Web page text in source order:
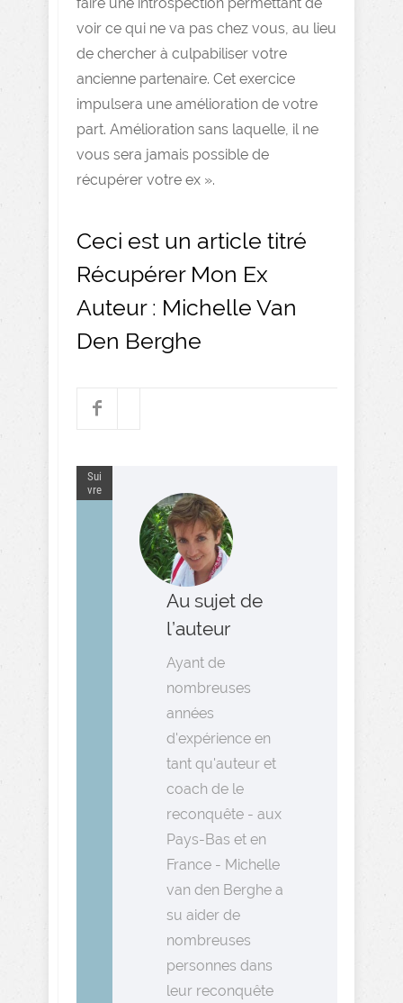
voir ce qui ne va pas chez vous, au lieu
de chercher à culpabiliser votre
ancienne partenaire. Cet exercice
impulsera une amélioration de votre
part. Amélioration sans laquelle, il ne
vous sera jamais possible de
récupérer votre ex ».
Ceci est un article titré
Récupérer Mon Ex
Auteur : Michelle Van
Den Berghe
Sui
vre
Au sujet de
l’auteur
Ayant de
nombreuses
années
d'expérience en
tant qu'auteur et
coach de le
reconquête - aux
Pays-Bas et en
France - Michelle
van den Berghe a
su aider de
nombreuses
personnes dans
leur reconquête